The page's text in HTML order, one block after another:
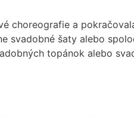
choreografie a
svadobné šaty alebo
topánok alebo